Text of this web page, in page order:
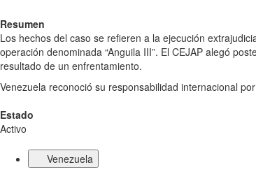
Resumen
Los hechos del caso se refieren a la ejecución
operación denominada “Anguila III”. El CEJAP alegó
resultado de un enfrentamiento.
Venezuela reconoció su responsabilidad internacional
Estado
Activo
Venezuela